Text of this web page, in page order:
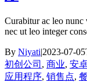
Curabitur ac leo nunc
nec ut leo integer
By Niyati|2023-07-
初创公司 , 商业, 安
应用程序, 销售点,